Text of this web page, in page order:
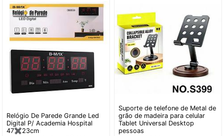
Relógio De Parede Grande Led
Digital P/ Academia Hospital
47✖️23cm
Suporte de telefone de Metal de
grão de madeira para celular
Tablet Universal Desktop
pessoas